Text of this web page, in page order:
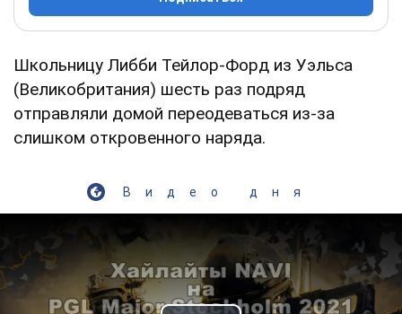
Школьницу Либби Тейлор-Форд из Уэльса
(Великобритания) шесть раз подряд
отправляли домой переодеваться из-за
слишком откровенного наряда.
Видео дня